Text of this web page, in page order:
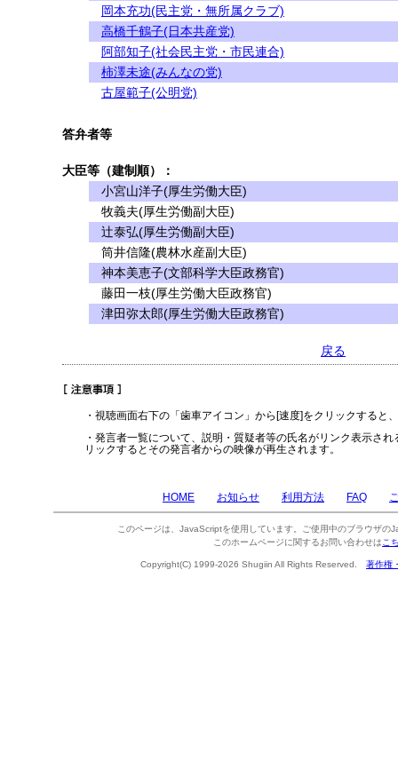
岡本充功(民主党・無所属クラブ)
高橋千鶴子(日本共産党)
阿部知子(社会民主党・市民連合)
柿澤未途(みんなの党)
古屋範子(公明党)
答弁者等
大臣等（建制順）：
小宮山洋子(厚生労働大臣)
牧義夫(厚生労働副大臣)
辻泰弘(厚生労働副大臣)
筒井信隆(農林水産副大臣)
神本美恵子(文部科学大臣政務官)
藤田一枝(厚生労働大臣政務官)
津田弥太郎(厚生労働大臣政務官)
戻る
・視聴画面右下の「歯車アイコン」から[速度]をクリックすると
・発言者一覧について、説明・質疑者等の氏名がリンク表示さ
リックするとその発言者からの映像が再生されます。
HOME お知らせ 利用方法 FAQ
このページは、JavaScriptを使用しています。ご使用中のブラウザの
このホームページに関するお問い合わせは こ
Copyright(C) 1999-2026 Shugiin All Rights Reserved. 著作権